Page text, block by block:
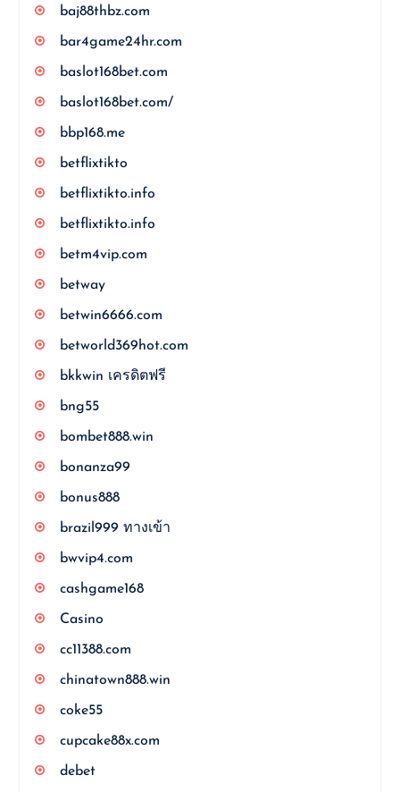
baj88thbz.com
bar4game24hr.com
baslot168bet.com
baslot168bet.com/
bbp168.me
betflixtikto
betflixtikto.info
betflixtikto.info
betm4vip.com
betway
betwin6666.com
betworld369hot.com
bkkwin เครดิตฟรี
bng55
bombet888.win
bonanza99
bonus888
brazil999 ทางเข้า
bwvip4.com
cashgame168
Casino
cc11388.com
chinatown888.win
coke55
cupcake88x.com
debet